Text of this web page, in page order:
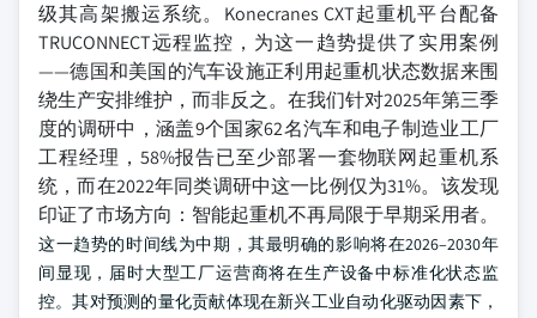
级其高架搬运系统。Konecranes CXT起重机平台配备
TRUCONNECT远程监控，为这一趋势提供了实用案例
——德国和美国的汽车设施正利用起重机状态数据来围
绕生产安排维护，而非反之。在我们针对2025年第三季
度的调研中，涵盖9个国家62名汽车和电子制造业工厂
工程经理，58%报告已至少部署一套物联网起重机系
统，而在2022年同类调研中这一比例仅为31%。该发现
印证了市场方向：智能起重机不再局限于早期采用者。
这一趋势的时间线为中期，其最明确的影响将在2026–2030年
间显现，届时大型工厂运营商将在生产设备中标准化状态监
控。其对预测的量化贡献体现在新兴工业自动化驱动因素下，